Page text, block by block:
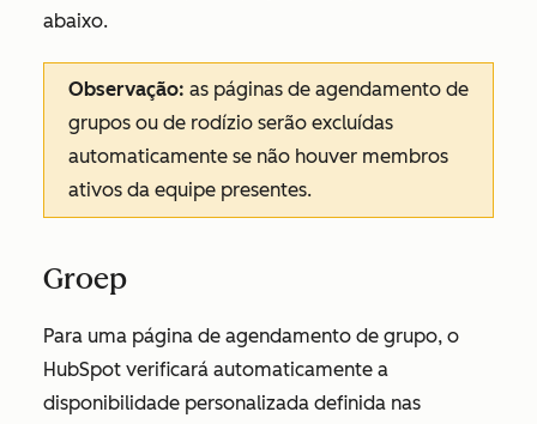
abaixo.
Observação: as páginas de agendamento de
grupos ou de rodízio serão excluídas
automaticamente se não houver membros
ativos da equipe presentes.
Groep
Para uma página de agendamento de grupo, o
HubSpot verificará automaticamente a
disponibilidade personalizada definida nas